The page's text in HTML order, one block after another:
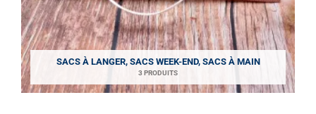
SACS À LANGER, SACS WEEK-END, SACS À MAIN
3 PRODUITS